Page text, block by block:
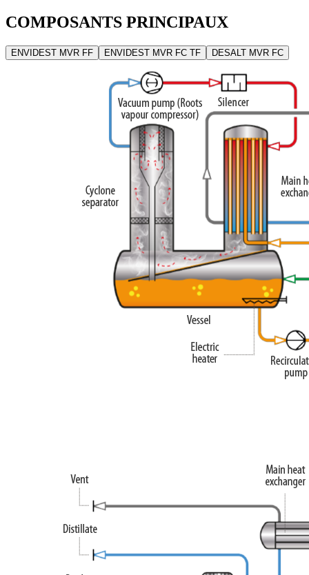
COMPOSANTS PRINCIPAUX
ENVIDEST MVR FF ENVIDEST MVR FC TF DESALT MVR FC